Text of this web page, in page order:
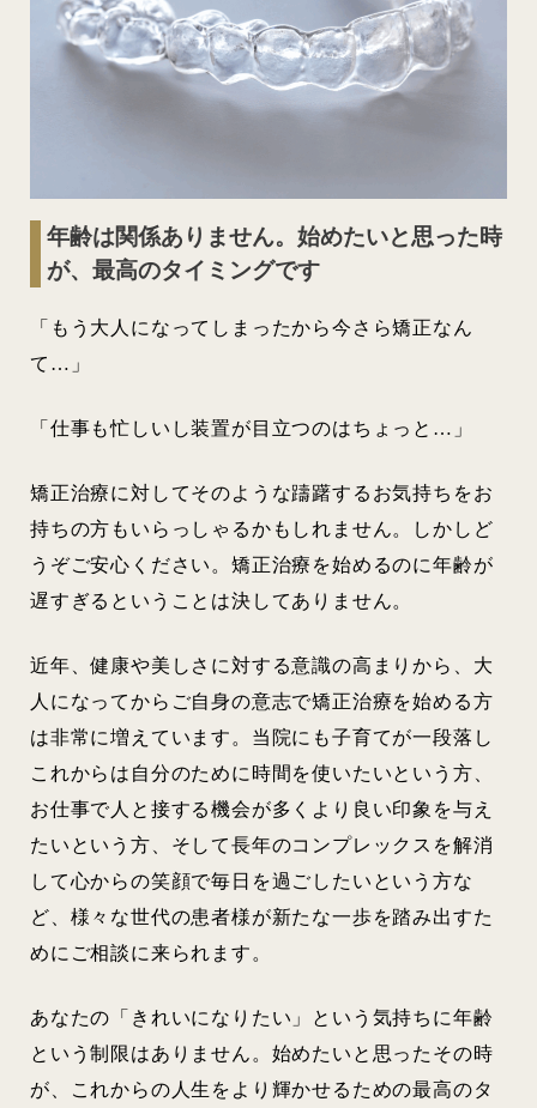
年齢は関係ありません。始めたいと思った時
が、最高のタイミングです
「もう大人になってしまったから今さら矯正なん
て…」
「仕事も忙しいし装置が目立つのはちょっと…」
矯正治療に対してそのような躊躇するお気持ちをお
持ちの方もいらっしゃるかもしれません。しかしど
うぞご安心ください。矯正治療を始めるのに年齢が
遅すぎるということは決してありません。
近年、健康や美しさに対する意識の高まりから、大
人になってからご自身の意志で矯正治療を始める方
は非常に増えています。当院にも子育てが一段落し
これからは自分のために時間を使いたいという方、
お仕事で人と接する機会が多くより良い印象を与え
たいという方、そして長年のコンプレックスを解消
して心からの笑顔で毎日を過ごしたいという方な
ど、様々な世代の患者様が新たな一歩を踏み出すた
めにご相談に来られます。
あなたの「きれいになりたい」という気持ちに年齢
という制限はありません。始めたいと思ったその時
が、これからの人生をより輝かせるための最高のタ